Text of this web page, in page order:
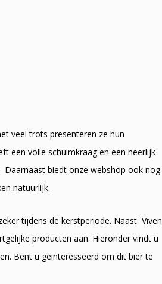
veel trots presenteren ze hun
een volle schuimkraag en een heerlijk
biedt onze webshop ook nog
natuurlijk.
tijdens de kerstperiode. Naast Viven
producten aan. Hieronder vindt u
Bent u geinteresseerd om dit bier te